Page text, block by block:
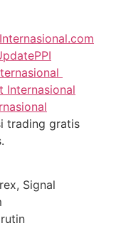
Internasional
trading gratis
Signal